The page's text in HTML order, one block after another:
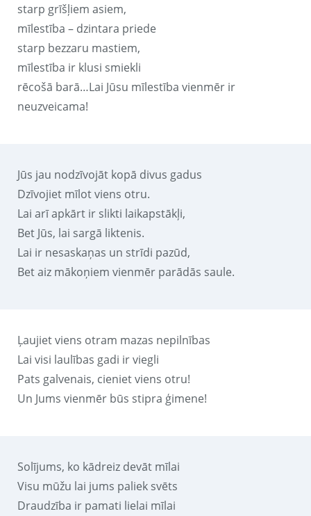
starp grīšļiem asiem,
mīlestība – dzintara priede
starp bezzaru mastiem,
mīlestība ir klusi smiekli
rēcošā barā…Lai Jūsu mīlestība vienmēr ir
neuzveicama!
Jūs jau nodzīvojāt kopā divus gadus
Dzīvojiet mīlot viens otru.
Lai arī apkārt ir slikti laikapstākļi,
Bet Jūs, lai sargā liktenis.
Lai ir nesaskaņas un strīdi pazūd,
Bet aiz mākoņiem vienmēr parādās saule.
Ļaujiet viens otram mazas nepilnības
Lai visi laulības gadi ir viegli
Pats galvenais, cieniet viens otru!
Un Jums vienmēr būs stipra ģimene!
Solījums, ko kādreiz devāt mīlai
Visu mūžu lai jums paliek svēts
Draudzība ir pamati lielai mīlai